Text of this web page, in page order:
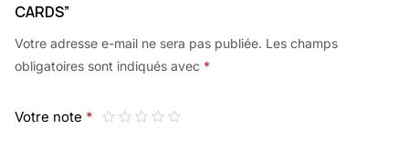
CARDS”
Votre adresse e-mail ne sera pas publiée. Les champs
obligatoires sont indiqués avec *
Votre note *